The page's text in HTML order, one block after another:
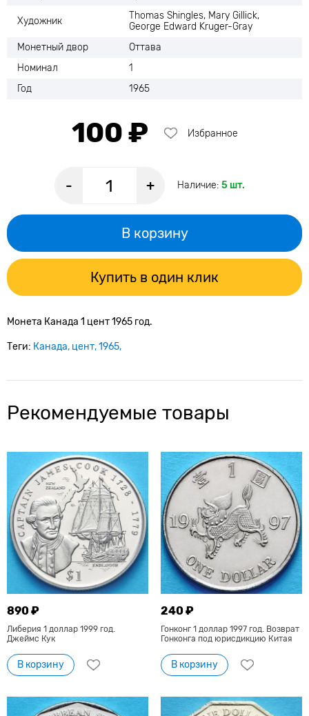
Художник
Thomas Shingles, Mary Gillick,
George Edward Kruger-Gray
Монетный двор
Оттава
Номинал
1
Год
1965
100 ₽ Избранное
- + Наличие: 5 шт.
В корзину
Купить в один клик
Монета Канада 1 цент 1965 год.
Теги: Канада цент 1965
Рекомендуемые товары
890 ₽
Либерия 1 доллар 1999 год.
Джеймс Кук
В корзину
240 ₽
Гонконг 1 доллар 1997 год. Возврат
Гонконга под юрисдикцию Китая
В корзину